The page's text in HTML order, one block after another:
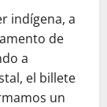
indígena, a
de
a
el billete
un